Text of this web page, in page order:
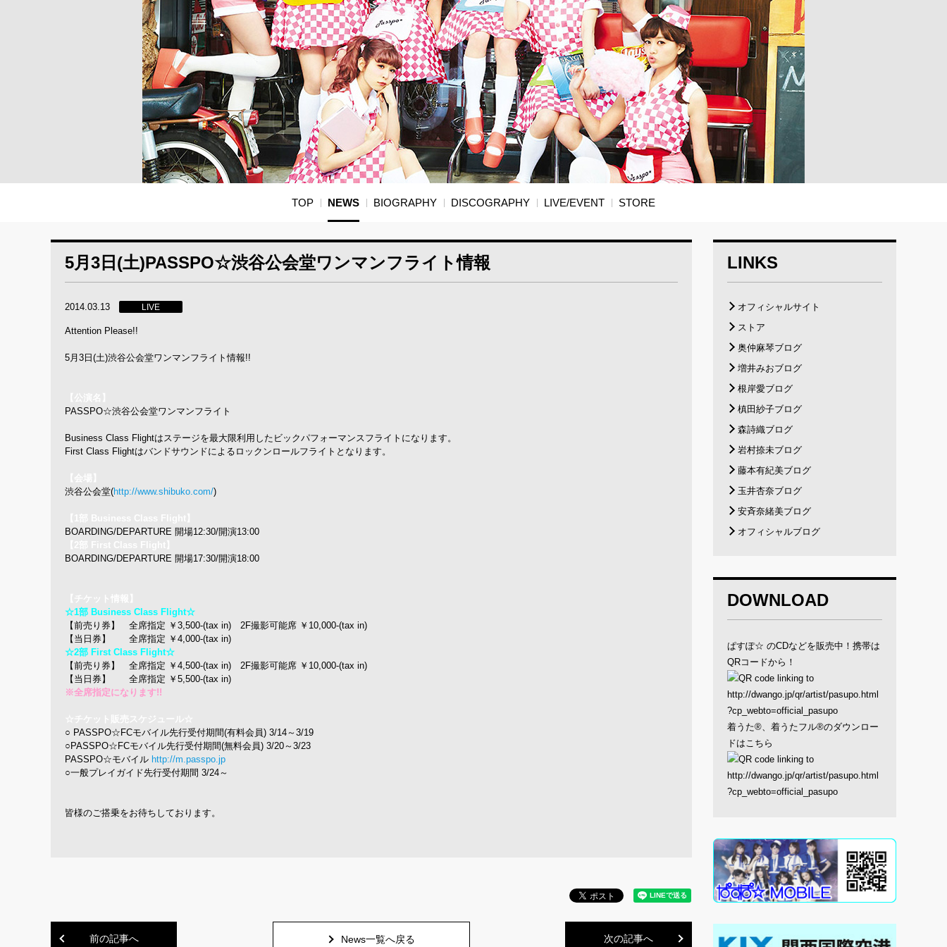
TOP NEWS BIOGRAPHY DISCOGRAPHY LIVE/EVENT STORE
5月3日(土)PASSPO☆渋谷公会堂ワンマンフライト情報
2014.03.13 LIVE
Attention Please!!
5月3日(土)渋谷公会堂ワンマンフライト情報!!
PASSPO☆渋谷公会堂ワンマンフライト
Business Class Flightはステージを最大限利用したビックパフォーマンスフライトになります。
First Class Flightはバンドサウンドによるロックンロールフライトとなります。
渋谷公会堂(http://www.shibuko.com/)
BOARDING/DEPARTURE 開場12:30/開演13:00
BOARDING/DEPARTURE 開場17:30/開演18:00
☆1部 Business Class Flight☆
【前売り券】 全席指定 ￥3,500-(tax in) 2F撮影可能席 ￥10,000-(tax in)
【当日券】 全席指定 ￥4,000-(tax in)
☆2部 First Class Flight☆
【前売り券】 全席指定 ￥4,500-(tax in) 2F撮影可能席 ￥10,000-(tax in)
【当日券】 全席指定 ￥5,500-(tax in)
※全席指定になります!!
○ PASSPO☆FCモバイル先行受付期間(有料会員) 3/14～3/19
○PASSPO☆FCモバイル先行受付期間(無料会員) 3/20～3/23
PASSPO☆モバイル http://m.passpo.jp
○一般プレイガイド先行受付期間 3/24～
皆様のご搭乗をお待ちしております。
前の記事へ 次の記事へ
News一覧へ戻る
LINKS
オフィシャルサイト
ストア
奥仲麻琴ブログ
増井みおブログ
根岸愛ブログ
槙田紗子ブログ
森詩織ブログ
岩村捺未ブログ
藤本有紀美ブログ
玉井杏奈ブログ
安斉奈緒美ブログ
オフィシャルブログ
DOWNLOAD
ぱすぽ☆ のCDなどを販売中！携帯は
QRコードから！
着うた®、着うたフル®のダウンロー
ドはこちら